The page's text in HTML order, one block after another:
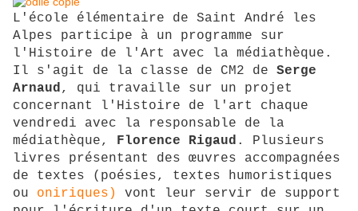
L'école élémentaire de Saint André les
Alpes participe à un programme sur
l'Histoire de l'Art avec la médiathèque.
Il s'agit de la classe de CM2 de Serge
Arnaud, qui travaille sur un projet
concernant l'Histoire de l'art chaque
vendredi avec la responsable de la
médiathèque, Florence Rigaud . Plusieurs
livres présentant des œuvres accompagnées
de textes (poésies, textes humoristiques
ou oniriques)
vont leur servir de support